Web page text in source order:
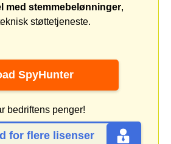
med stemmebelønninger,
støttetjeneste.
SpyHunter
bedriftens penger!
for flere lisenser